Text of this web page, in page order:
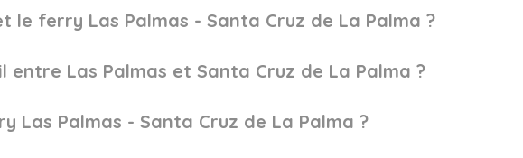
le ferry Las Palmas - Santa Cruz de La Palma ?
entre Las Palmas et Santa Cruz de La Palma ?
Las Palmas - Santa Cruz de La Palma ?